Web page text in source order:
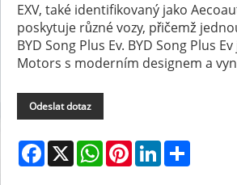
EXV, také identifikovaný jako
poskytuje různé vozy, přičemž
BYD Song Plus Ev. BYD Song Plus
Motors s moderním designem a
Odeslat dotaz
Facebook
X WhatsApp
PinterestLinkedIn